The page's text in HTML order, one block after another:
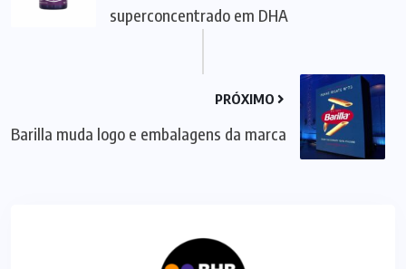
superconcentrado em DHA
PRÓXIMO
Barilla muda logo e embalagens da marca